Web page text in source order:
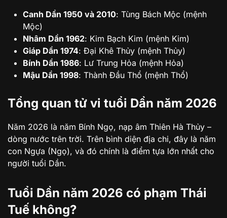
Canh Dần 1950 và 2010: Tùng Bách Mộc (mệnh
Mộc)
Nhâm Dần 1962: Kim Bạch Kim (mệnh Kim)
Giáp Dần 1974: Đại Khê Thủy (mệnh Thủy)
Bính Dần 1986: Lư Trung Hỏa (mệnh Hỏa)
Mậu Dần 1998: Thành Đầu Thổ (mệnh Thổ)
Tổng quan tử vi tuổi Dần năm 2026
Năm 2026 là năm Bính Ngọ, nạp âm Thiên Hà Thủy –
dòng nước trên trời. Trên bình diện địa chi, đây là năm
con Ngựa (Ngọ), và đó chính là điểm tựa lớn nhất cho
người tuổi Dần.
Tuổi Dần năm 2026 có phạm Thái
Tuế không?